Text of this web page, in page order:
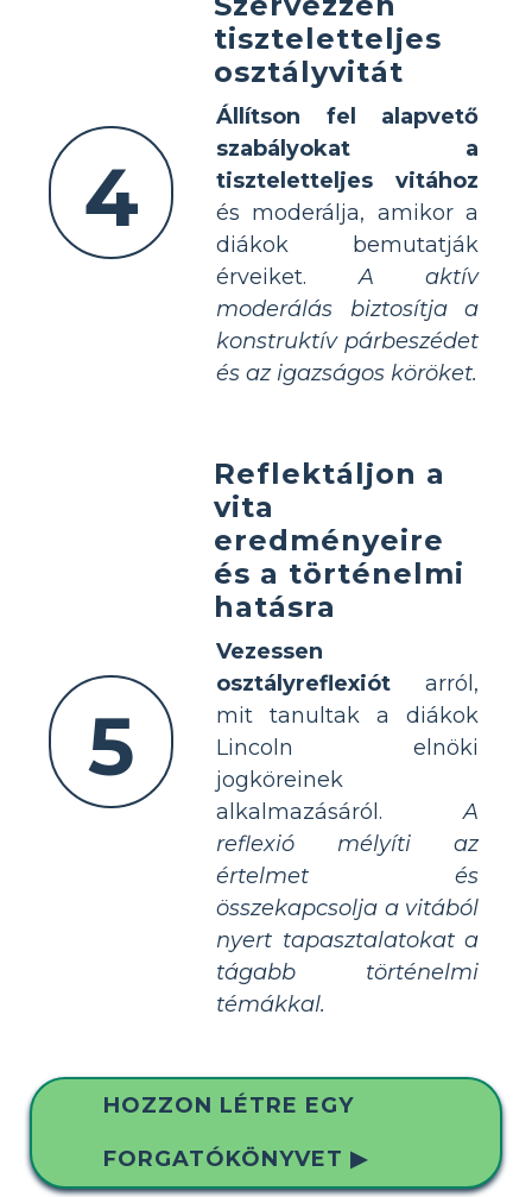
4
tiszteletteljes
osztályvitát
Állítson fel alapvető
szabályokat a
tiszteletteljes vitához
és moderálja, amikor a
diákok bemutatják
érveiket.A aktív
moderálás biztosítja a
konstruktív párbeszédet
és az igazságos köröket.
5
Reflektáljon a
vita
eredményeire
és a történelmi
hatásra
Vezessen
osztályreflexiót arról,
mit tanultak a diákok
Lincoln elnöki
jogköreinek
alkalmazásáról.A
reflexió mélyíti az
értelmet és
összekapcsolja a vitából
nyert tapasztalatokat a
tágabb történelmi
témákkal.
HOZZON LÉTRE EGY
FORGATÓKÖNYVET ▶